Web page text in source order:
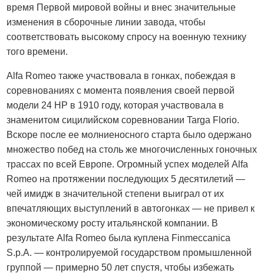
время Первой мировой войны и внес значительные
изменения в сборочные линии завода, чтобы
соответствовать высокому спросу на военную технику
того времени.
Alfa Romeo также участвовала в гонках, побеждая в
соревнованиях с момента появления своей первой
модели 24 HP в 1910 году, которая участвовала в
знаменитом сицилийском соревновании Targa Florio.
Вскоре после ее молниеносного старта было одержано
множество побед на столь же многочисленных гоночных
трассах по всей Европе. Огромный успех моделей Alfa
Romeo на протяжении последующих 5 десятилетий —
чей имидж в значительной степени выиграл от их
впечатляющих выступлений в автогонках — не привел к
экономическому росту итальянской компании. В
результате Alfa Romeo была куплена Finmeccanica
S.p.A. — контролируемой государством промышленной
группой — примерно 50 лет спустя, чтобы избежать